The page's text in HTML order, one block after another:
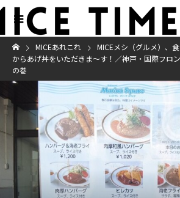
MICEあれこれ MICEメシ（グルメ）、
からあげ丼をいただきま～す！／神戸・国際フロ
の巻